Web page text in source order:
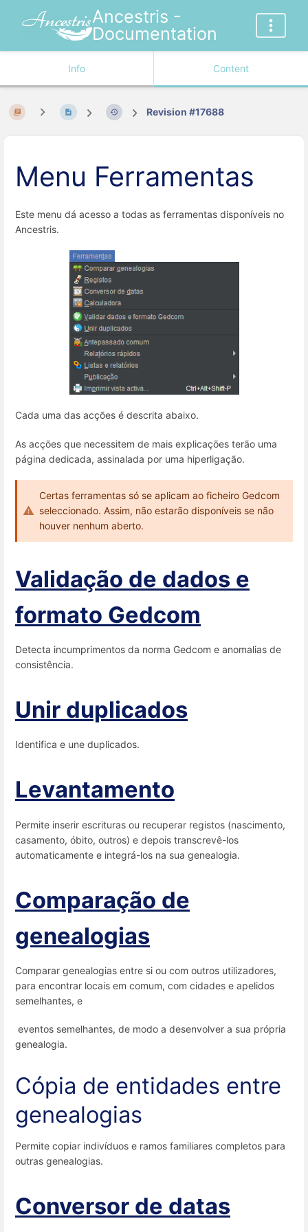
Ancestris -
Documentation
Info Content
Revision #17688
Menu Ferramentas
Este menu dá acesso a todas as ferramentas disponíveis no
Ancestris.
Cada uma das acções é descrita abaixo.
As acções que necessitem de mais explicações terão uma
página dedicada, assinalada por uma hiperligação.
Certas ferramentas só se aplicam ao ficheiro Gedcom
seleccionado. Assim, não estarão disponíveis se não
houver nenhum aberto.
Validação de dados e
formato Gedcom
Detecta incumprimentos da norma Gedcom e anomalias de
consistência.
Unir duplicados
Identifica e une duplicados.
Levantamento
Permite inserir escrituras ou recuperar registos (nascimento,
casamento, óbito, outros) e depois transcrevê-los
automaticamente e integrá-los na sua genealogia.
Comparação de
genealogias
Comparar genealogias entre si ou com outros utilizadores,
para encontrar locais em comum, com cidades e apelidos
semelhantes, e
eventos semelhantes, de modo a desenvolver a sua própria
genealogia.
Cópia de entidades entre
genealogias
Permite copiar indivíduos e ramos familiares completos para
outras genealogias.
Conversor de datas